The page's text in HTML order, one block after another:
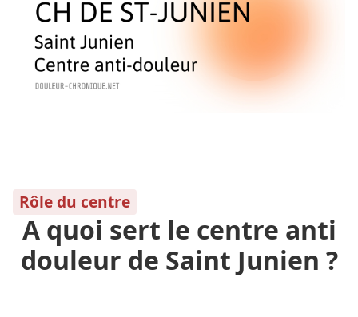
Rôle du centre
A quoi sert le centre anti
douleur de Saint Junien ?